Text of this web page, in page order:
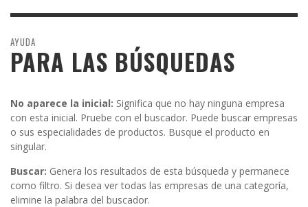
AYUDA
PARA LAS BÚSQUEDAS
No aparece la inicial: Significa que no hay ninguna empresa
con esta inicial. Pruebe con el buscador. Puede buscar empresas
o sus especialidades de productos. Busque el producto en
singular.
Buscar: Genera los resultados de esta búsqueda y permanece
como filtro. Si desea ver todas las empresas de una categoría,
elimine la palabra del buscador.